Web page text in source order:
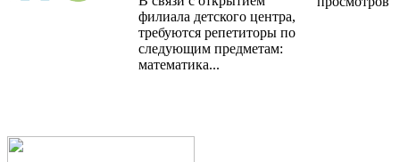
филиала детского центра,
требуются репетиторы по
следующим предметам:
математика...